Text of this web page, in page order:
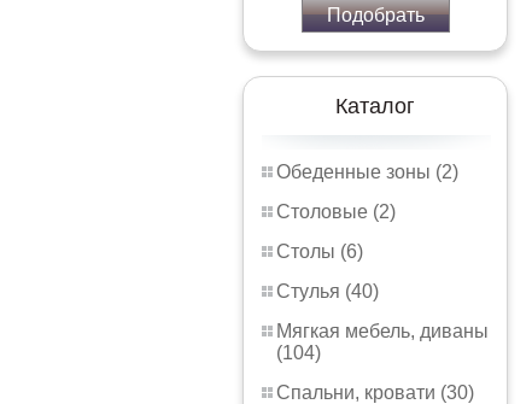
Подобрать
Каталог
Обеденные зоны (2)
Столовые (2)
Столы (6)
Стулья (40)
Мягкая мебель, диваны
(104)
Спальни, кровати (30)